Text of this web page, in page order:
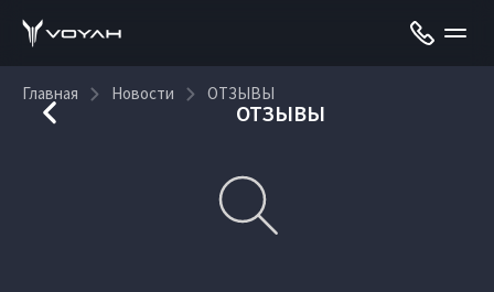
Главная Новости ОТЗЫВЫ
ОТЗЫВЫ